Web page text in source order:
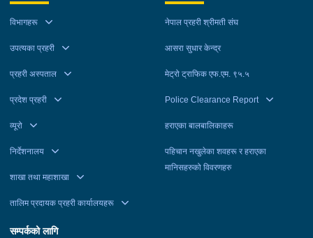
विभागहरू
उपत्यका प्रहरी
प्रहरी अस्पताल
प्रदेश प्रहरी
व्यूरो
निर्देशनालय
शाखा तथा महाशाखा
तालिम प्रदायक प्रहरी कार्यालयहरू
नेपाल प्रहरी श्रीमती संघ
आसरा सुधार केन्द्र
मेट्रो ट्राफिक एफ.एम. ९५.५
Police Clearance Report
हराएका बालबालिकाहरू
पहिचान नखुलेका शवहरू र हराएका
मानिसहरुको विवरणहरु
सम्पर्कको लागि